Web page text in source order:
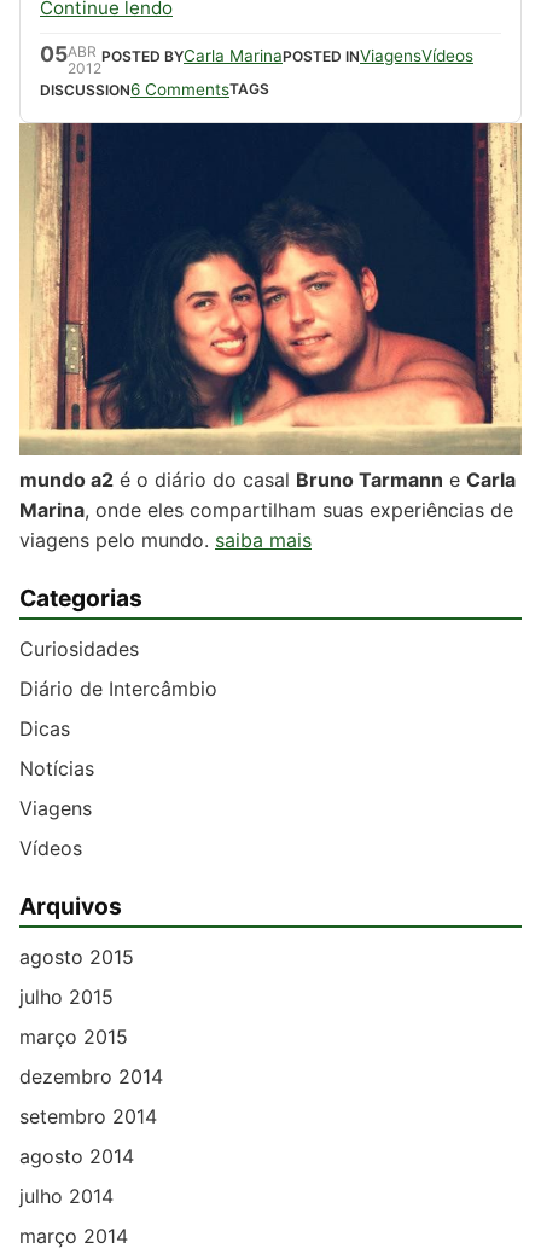
Continue lendo
05ABR
2012
POSTED BYCarla MarinaPOSTED INViagensVídeos
DISCUSSION6 CommentsTAGS
mundo a2 é o diário do casal Bruno Tarmann e Carla
Marina, onde eles compartilham suas experiências de
viagens pelo mundo. saiba mais
Categorias
Curiosidades
Diário de Intercâmbio
Dicas
Notícias
Viagens
Vídeos
Arquivos
agosto 2015
julho 2015
março 2015
dezembro 2014
setembro 2014
agosto 2014
julho 2014
março 2014